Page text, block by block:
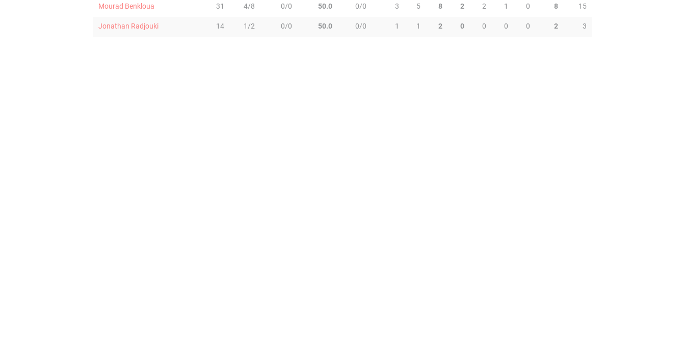
Mourad Benkloua 31 4/8 0/0 50.0 0/0 3 5 8 2 2 1 0 8 15
Jonathan Radjouki 14 1/2 0/0 50.0 0/0 1 1 2 0 0 0 0 2 3